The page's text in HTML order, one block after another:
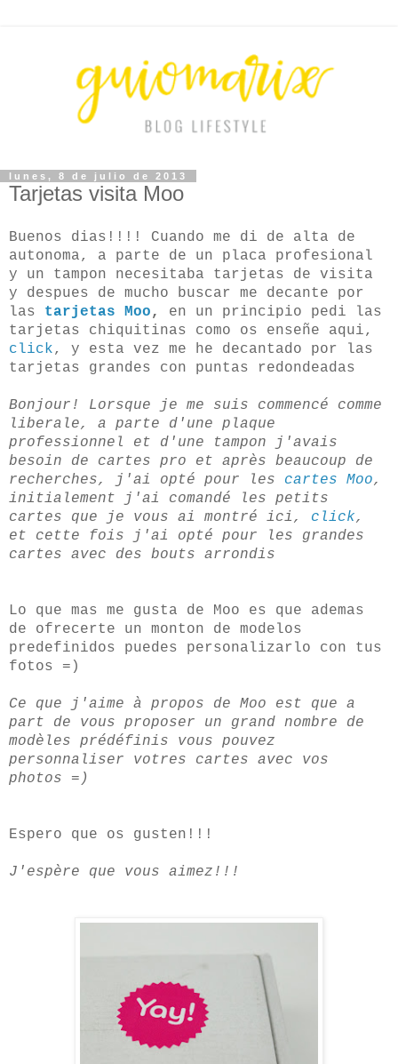
lunes, 8 de julio de 2013
Tarjetas visita Moo
Buenos dias!!!! Cuando me di de alta de
autonoma, a parte de un placa profesional
y un tampon necesitaba tarjetas de visita
y despues de mucho buscar me decante por
las tarjetas Moo, en un principio pedi las
tarjetas chiquitinas como os enseñe aqui,
click, y esta vez me he decantado por las
tarjetas grandes con puntas redondeadas
Bonjour! Lorsque je me suis commencé comme
liberale, a parte d'une plaque
professionnel et d'une tampon j'avais
besoin de cartes pro et après beaucoup de
recherches, j'ai opté pour les cartes Moo,
initialement j'ai comandé les petits
cartes que je vous ai montré ici, click,
et cette fois j'ai opté pour les grandes
cartes avec des bouts arrondis
Lo que mas me gusta de Moo es que ademas
de ofrecerte un monton de modelos
predefinidos puedes personalizarlo con tus
fotos =)
Ce que j'aime à propos de Moo est que a
part de vous proposer un grand nombre de
modèles prédéfinis vous pouvez
personnaliser votres cartes avec vos
photos =)
Espero que os gusten!!!
J'espère que vous aimez!!!